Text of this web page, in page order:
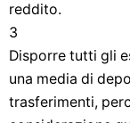
reddito.
3
Disporre tutti gli
una media di
trasferimenti,